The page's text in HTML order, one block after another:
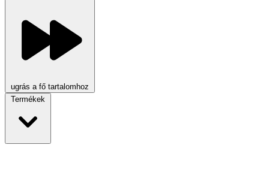
ugrás a fő tartalomhoz
Termékek